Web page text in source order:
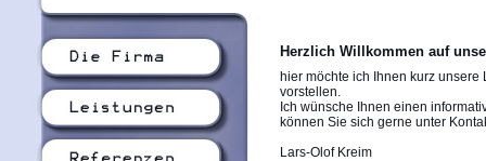
Herzlich Willkommen auf
hier möchte ich Ihnen kurz
vorstellen.
Ich wünsche Ihnen einen
können Sie sich gerne unter
Lars-Olof Kreim